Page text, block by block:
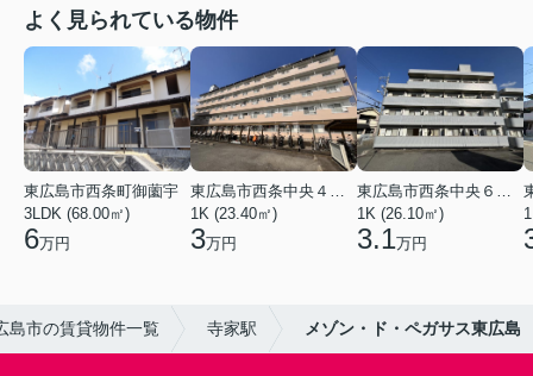
よく見られている物件
東広島市西条町御薗宇
3LDK (68.00㎡)
6万円
東広島市西条中央４丁目
1K (23.40㎡)
3万円
東広島市西条中央６丁目
1K (26.10㎡)
3.1万円
島市の賃貸物件一覧 寺家駅 メゾン・ド・ペガサス東広島